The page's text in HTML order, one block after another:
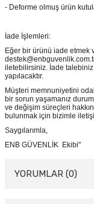
- Deforme olmuş ürün
İade İşlemleri:
Eğer bir ürünü iade etmek
iletebilirsiniz. İade
yapılacaktır.
Müşteri memnuniyetini
bir sorun yaşamanız
ve değişim süreçleri
bulunmak için bizimle
Saygılarımla,
ENB GÜVENLİK Ekibi"
YORUMLAR (0)